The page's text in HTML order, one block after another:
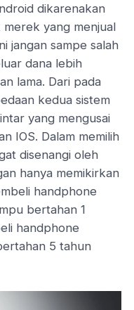
dikarenakan
yang menjual
jangan sampe salah
dana lebih
lama. Dari pada
kedua sistem
yang mengusai
IOS. Dalam memilih
disenangi oleh
hanya memikirkan
handphone
bertahan 1
handphone
5 tahun